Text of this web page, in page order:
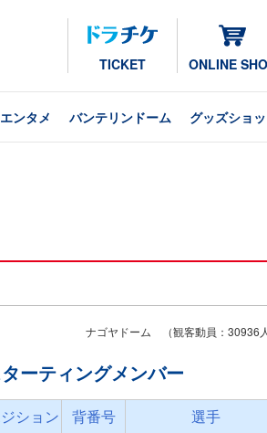
TICKET ONLINE
ンタメ バンテリンドーム グッズショ
ナゴヤドーム （観客動員：30936人
ーティングメンバー
ション 背番号
選手